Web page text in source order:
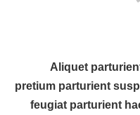
Aliquet
pretium parturient
feugiat parturient